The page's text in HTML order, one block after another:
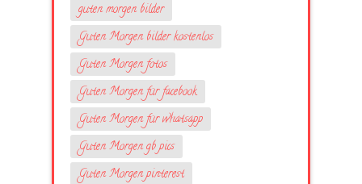
guten morgen bilder
Guten Morgen bilder kostenlos
Guten Morgen fotos
Guten Morgen für facebook
Guten Morgen für whatsapp
Guten Morgen gb pics
Guten Morgen pinterest